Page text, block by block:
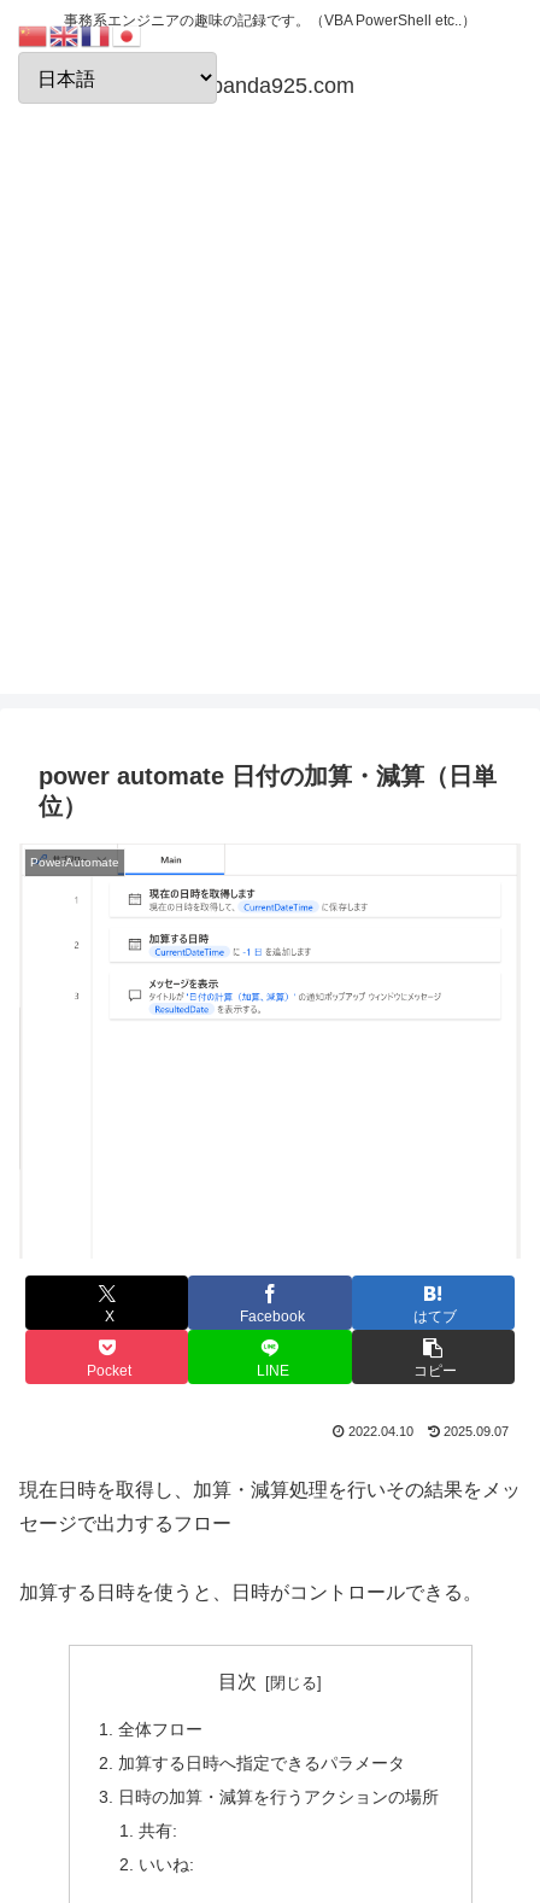
事務系エンジニアの趣味の記録です。（VBA PowerShell etc..）
papanda925.com
power automate 日付の加算・減算（日単
位）
PowerAutomate
X Facebook はてブ
Pocket LINE コピー
2022.04.10 2025.09.07
現在日時を取得し、加算・減算処理を行いその結果をメッ
セージで出力するフロー
加算する日時を使うと、日時がコントロールできる。
目次
全体フロー
加算する日時へ指定できるパラメータ
日時の加算・減算を行うアクションの場所
共有:
いいね: